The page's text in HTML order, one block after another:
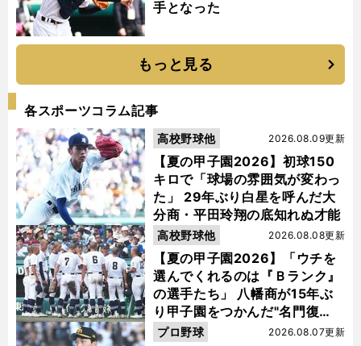
手となった
もっと見る
各スポーツコラム記事
【夏の甲子園2026】初球150
キロで「球場の雰囲気が変わっ
た」 29年ぶり白星を呼んだ大
分商・平田玲翔の底知れぬ才能
2026.08.09更新
高校野球他
【夏の甲子園2026】「ウチを
選んでくれるのは『Ｂランク』
の選手たち」 八幡商が15年ぶ
り甲子園をつかんだ"名門復
活"の舞台裏
2026.08.08更新
高校野球他
2026.08.07更新
プロ野球